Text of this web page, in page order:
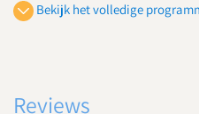
Bekijk het volledige
Reviews